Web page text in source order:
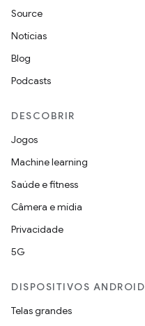
Source
Notícias
Blog
Podcasts
DESCOBRIR
Jogos
Machine learning
Saúde e fitness
Câmera e mídia
Privacidade
5G
DISPOSITIVOS ANDROID
Telas grandes